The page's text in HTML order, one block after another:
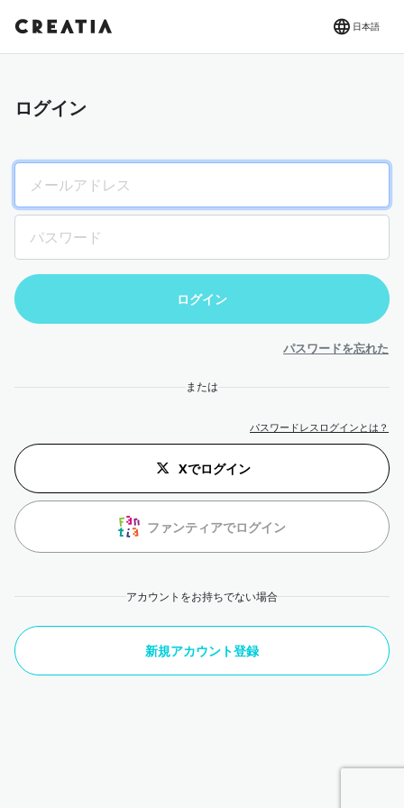
日本語
ログイン
パスワードを忘れた
または
パスワードレスログインとは？
Xでログイン
ファンティアでログイン
アカウントをお持ちでない場合
新規アカウント登録